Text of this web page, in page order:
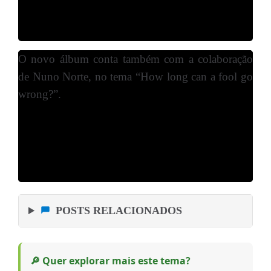
O novo álbum conta também com a colaboração
de Nuno Norte, no tema “How long can a fool go
wrong?”.
POSTS RELACIONADOS
🔎 Quer explorar mais este tema?